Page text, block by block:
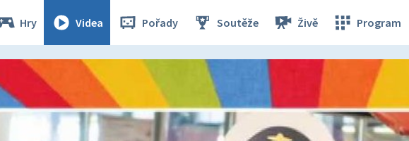
Hry Videa Pořady Soutěže Živě Program